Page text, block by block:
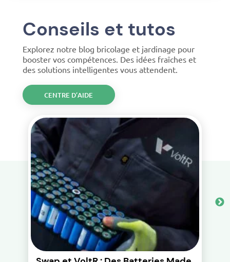
Conseils et tutos
Explorez notre blog bricolage et jardinage pour
booster vos compétences. Des idées fraîches et
des solutions intelligentes vous attendent.
CENTRE D’AIDE